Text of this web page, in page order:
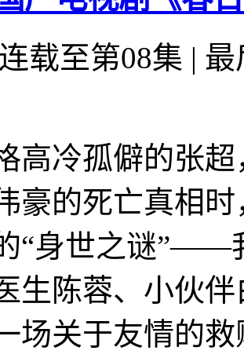
载至第08集 | 最
冷孤僻的张超
豪的死亡真相
“身世之谜”——
生陈蓉、小伙
场关于友情的